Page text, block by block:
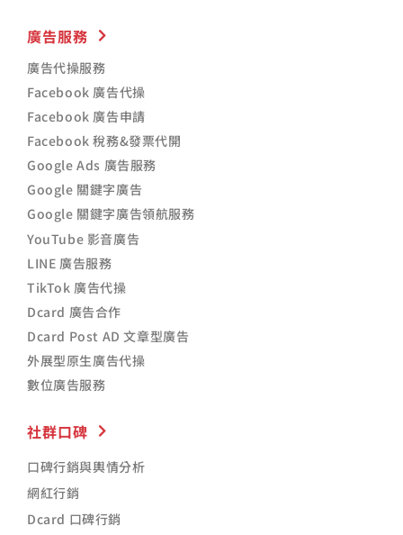
廣告服務
廣告代操服務
Facebook 廣告代操
Facebook 廣告申請
Facebook 稅務&發票代開
Google Ads 廣告服務
Google 關鍵字廣告
Google 關鍵字廣告領航服務
YouTube 影音廣告
LINE 廣告服務
TikTok 廣告代操
Dcard 廣告合作
Dcard Post AD 文章型廣告
外展型原生廣告代操
數位廣告服務
社群口碑
口碑行銷與輿情分析
網紅行銷
Dcard 口碑行銷